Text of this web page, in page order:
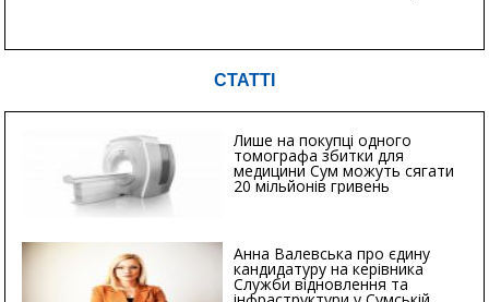
СТАТТІ
Лише на покупці одного
томографа збитки для
медицини Сум можуть сягати
20 мільйонів гривень
Анна Валевська про єдину
кандидатуру на керівника
Служби відновлення та